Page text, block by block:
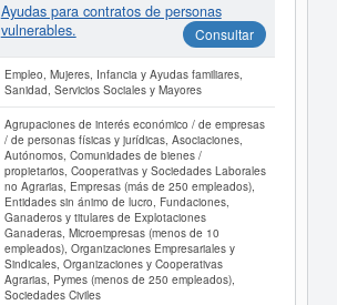
Ayudas para contratos de personas
vulnerables.
Consultar
Empleo, Mujeres, Infancia y Ayudas familiares,
Sanidad, Servicios Sociales y Mayores
Agrupaciones de interés económico / de empresas
/ de personas físicas y jurídicas, Asociaciones,
Autónomos, Comunidades de bienes /
propietarios, Cooperativas y Sociedades Laborales
no Agrarias, Empresas (más de 250 empleados),
Entidades sin ánimo de lucro, Fundaciones,
Ganaderos y titulares de Explotaciones
Ganaderas, Microempresas (menos de 10
empleados), Organizaciones Empresariales y
Sindicales, Organizaciones y Cooperativas
Agrarias, Pymes (menos de 250 empleados),
Sociedades Civiles